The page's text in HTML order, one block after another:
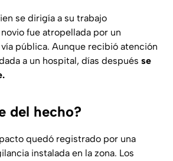
se dirigía a su trabajo
fue atropellada por un
pública. Aunque recibió atención
a un hospital, días después se
del hecho?
quedó registrado por una
instalada en la zona. Los